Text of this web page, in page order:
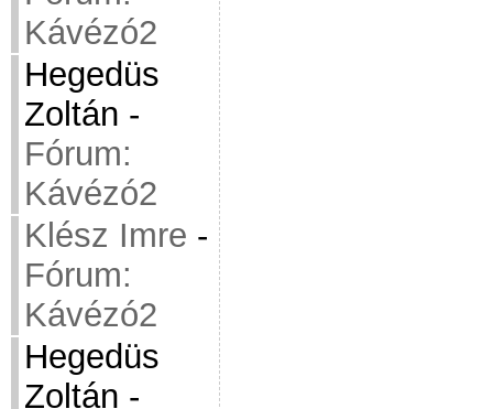
Kávézó2
Hegedüs
Zoltán -
Fórum:
Kávézó2
Klész Imre -
Fórum:
Kávézó2
Hegedüs
Zoltán -